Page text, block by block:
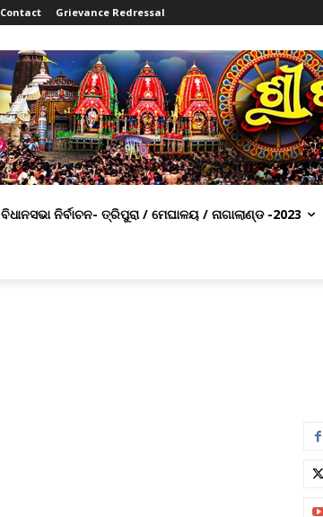
Contact Grievance Redressal
ବିଧାନସଭା ନିର୍ବାଚନ- ତ୍ରିପୁରା / ମେଘାଳୟ / ନାଗାଲାଣ୍ଡ -2023